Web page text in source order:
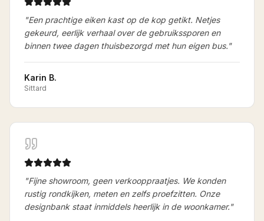
"Een prachtige eiken kast op de kop getikt. Netjes
gekeurd, eerlijk verhaal over de gebruikssporen en
binnen twee dagen thuisbezorgd met hun eigen bus."
Karin B.
Sittard
"Fijne showroom, geen verkooppraatjes. We konden
rustig rondkijken, meten en zelfs proefzitten. Onze
designbank staat inmiddels heerlijk in de woonkamer."